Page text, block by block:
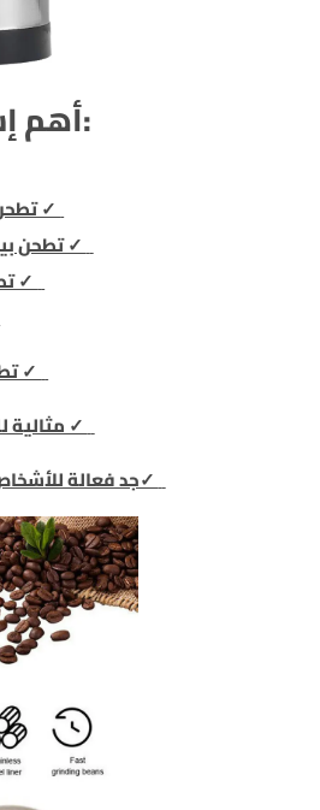
:أهم
✓
✓ تطحن
✓
✓
✓ مثالية
✓جد فعالة